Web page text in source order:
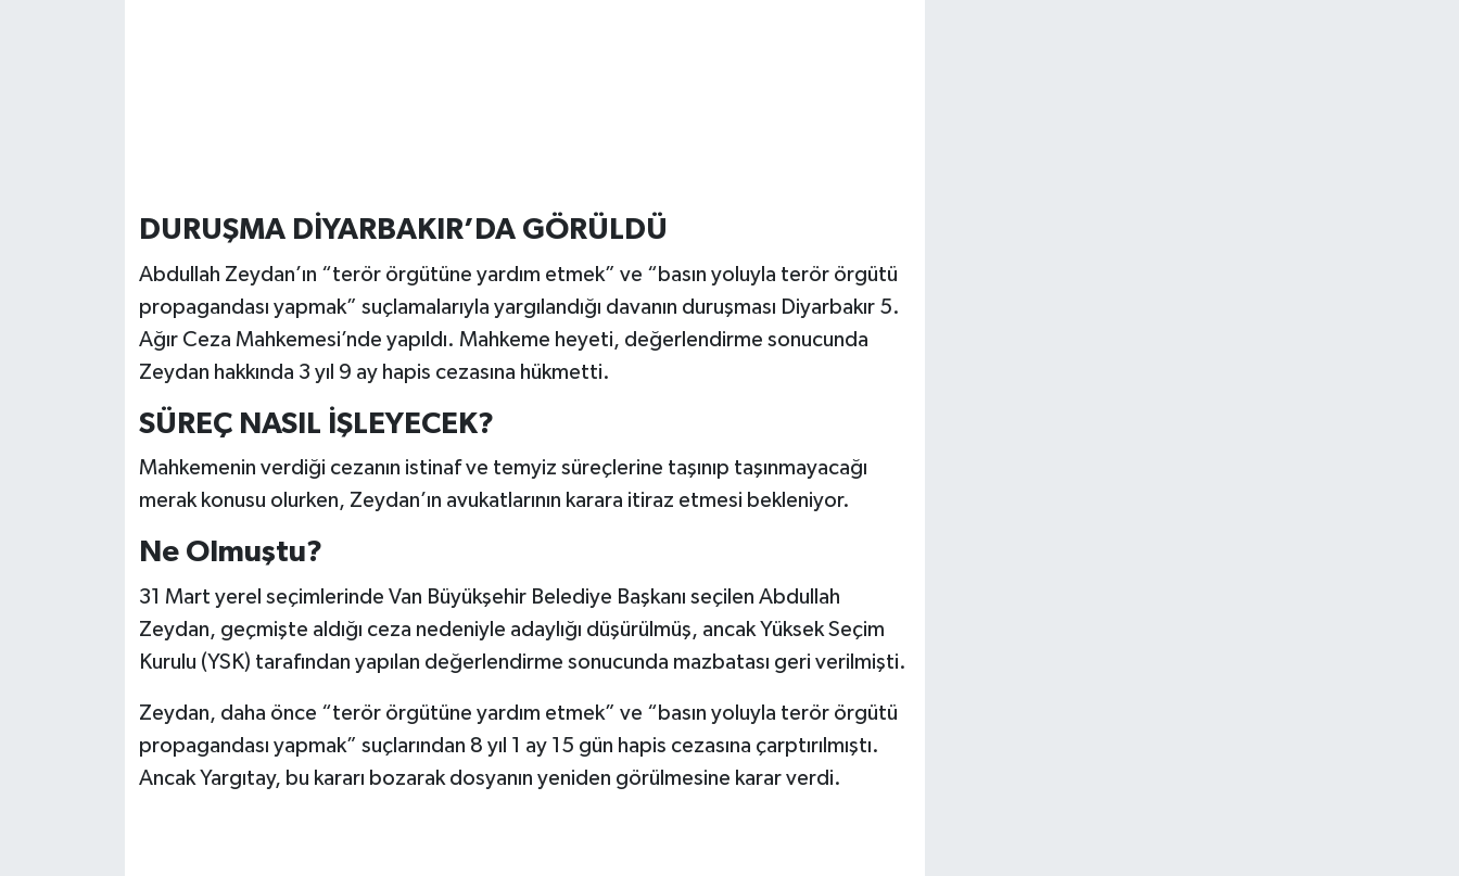
DURUŞMA DİYARBAKIR’DA GÖRÜLDÜ
Abdullah Zeydan’ın “terör örgütüne yardım etmek” ve “basın yoluyla terör örgütü
propagandası yapmak” suçlamalarıyla yargılandığı davanın duruşması Diyarbakır 5.
Ağır Ceza Mahkemesi’nde yapıldı. Mahkeme heyeti, değerlendirme sonucunda
Zeydan hakkında 3 yıl 9 ay hapis cezasına hükmetti.
SÜREÇ NASIL İŞLEYECEK?
Mahkemenin verdiği cezanın istinaf ve temyiz süreçlerine taşınıp taşınmayacağı
merak konusu olurken, Zeydan’ın avukatlarının karara itiraz etmesi bekleniyor.
Ne Olmuştu?
31 Mart yerel seçimlerinde Van Büyükşehir Belediye Başkanı seçilen Abdullah
Zeydan, geçmişte aldığı ceza nedeniyle adaylığı düşürülmüş, ancak Yüksek Seçim
Kurulu (YSK) tarafından yapılan değerlendirme sonucunda mazbatası geri verilmişti.
Zeydan, daha önce “terör örgütüne yardım etmek” ve “basın yoluyla terör örgütü
propagandası yapmak” suçlarından 8 yıl 1 ay 15 gün hapis cezasına çarptırılmıştı.
Ancak Yargıtay, bu kararı bozarak dosyanın yeniden görülmesine karar verdi.